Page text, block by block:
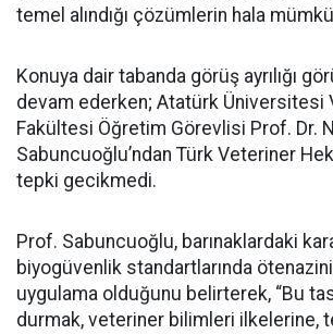
temel alındığı çözümlerin hala
Konuya dair tabanda görüş ayrılığı
devam ederken; Atatürk Üniversitesi
Fakültesi Öğretim Görevlisi Prof. Dr.
Sabuncuoğlu’ndan Türk Veteriner
tepki gecikmedi.
Prof. Sabuncuoğlu, barınaklardaki
biyogüvenlik standartlarında
uygulama olduğunu belirterek, “Bu
durmak, veteriner bilimleri ilkelerine,